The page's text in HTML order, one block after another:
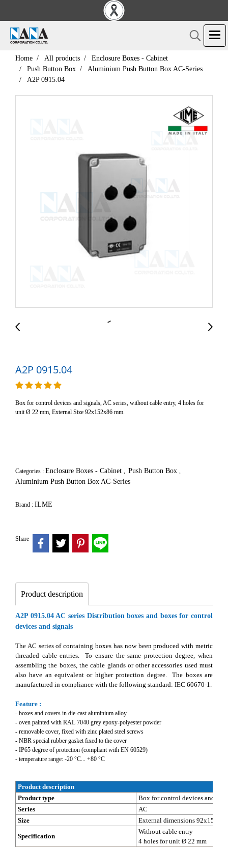
Home All products
Enclosure Boxes - Cabinet
Push Button Box
Aluminium Push Button Box AC-Series
A2P 0915.04
A2P 0915.04
Box for control devices and signals, AC series, without cable entry, 4 holes for
unit Ø 22 mm, External Size 92x152x86 mm.
Categories : Enclosure Boxes - Cabinet , Push Button Box ,
Aluminium Push Button Box AC-Series
Brand : ILME
Share
Product description
A2P 0915.04 AC series Distribution boxes and boxes for control
devices and signals
The AC series of containing boxes has now been produced with metric
threaded cable entries. To ensure the same protection degree, when
assembling the boxes, the cable glands or other accessories used must
also have an equivalent or higher protection degree. The boxes are
manufactured in compliance with the following standard: IEC 60670-1.
Feature :
- boxes and covers in die-cast aluminium alloy
- oven painted with RAL 7040 grey epoxy-polyester powder
- removable cover, fixed with zinc plated steel screws
- NBR special rubber gasket fixed to the cover
- IP65 degree of protection (compliant with EN 60529)
- temperature range: -20 °C... +80 °C
Product description
Product type
Box for control devices and
Series
AC
Size
External dimensions
Specification
Without cable entry
4 holes for unit Ø 22 mm